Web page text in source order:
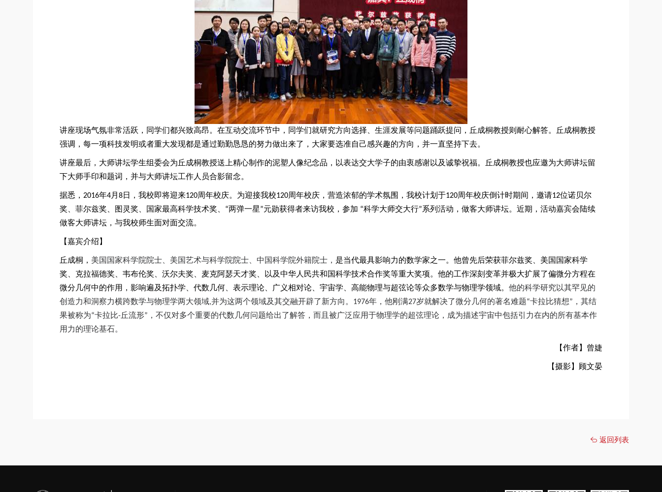
讲座现场气氛非常活跃，同学们都兴致高昂。在互动交流环节中，同学们就研究方向选择、生涯发展等问题踊跃提问，丘成桐教授则耐心解答。丘成桐教授
强调，每一项科技发明或者重大发现都是通过勤勤恳恳的努力做出来了，大家要选准自己感兴趣的方向，并一直坚持下去。
讲座最后，大师讲坛学生组委会为丘成桐教授送上精心制作的泥塑人像纪念品，以表达交大学子的由衷感谢以及诚挚祝福。丘成桐教授也应邀为大师讲坛留
下大师手印和题词，并与大师讲坛工作人员合影留念。
据悉， 2016年4月 8日，我校即将迎来120周年校庆。为迎接我校120周年校庆，营造浓郁的学术氛围，我校计划于120周年校庆倒计时期间，邀请12位诺贝尔
奖、菲尔兹奖、图灵奖、国家最高科学技术奖、“两弹一星”元勋获得者来访我校，参加 “科学大师交大行”系列活动，做客大师讲坛。近期，活动嘉宾会陆续
做客大师讲坛，与我校师生面对面交流。
【嘉宾介绍】
丘成桐， 美国国家科学院院士、美国艺术与科学院院士、中国科学院外籍院士， 是当代最具影响力的数学家之一。他曾先后荣获菲尔兹奖、美国国家科学
奖、克拉福德奖、韦布伦奖、沃尔夫奖、麦克阿瑟天才奖、以及中华人民共和国科学技术合作奖等重大奖项。他的工作深刻变革并极大扩展了偏微分方程在
微分几何中的作用，影响遍及拓扑学、代数几何、表示理论、广义相对论、宇宙学、高能物理与超弦论等众多数学与物理学领域。 他的科学研究以其罕见的
创造力和洞察力横跨数学与物理学两大领域,并为这两个领域及其交融开辟了新方向。 1976年，他刚满27岁就解决了微分几何的著名难题“卡拉比猜想”，其结
果被称为“卡拉比-丘流形”， 不仅对多个重要的代数几何问题给出了解答， 而且被广泛应用于物理学的超弦理论，成为描述宇宙中包括引力在内的所有基本作
用力的理论基石。
【作者】曾婕
【摄影】顾文晏
返回列表